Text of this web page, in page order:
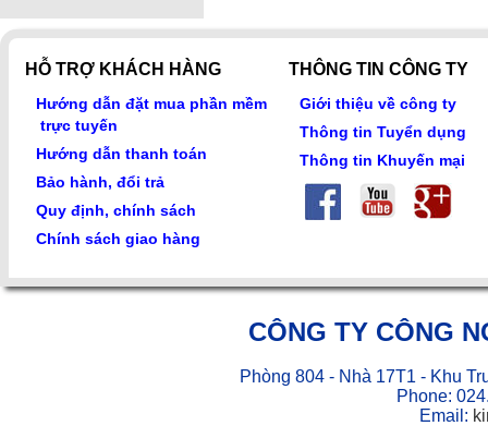
HỖ TRỢ KHÁCH HÀNG
Hướng dẫn đặt mua phần mềm
trực tuyến
Hướng dẫn thanh toán
Bảo hành, đổi trả
Quy định, chính sách
Chính sách giao hàng
THÔNG TIN CÔNG TY
Giới thiệu về công ty
Thông tin Tuyển dụng
Thông tin Khuyến mại
CÔNG TY CÔNG
Phòng 804 - Nhà 17T1 - Khu
Phone:
Email: